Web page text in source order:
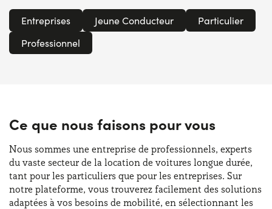
Entreprises Jeune Conducteur
Particulier
Professionnel
Ce que nous faisons pour vous
Nous sommes une entreprise de professionnels, experts
du vaste secteur de la location de voitures longue durée,
tant pour les particuliers que pour les entreprises. Sur
notre plateforme, vous trouverez facilement des solutions
adaptées à vos besoins de mobilité, en sélectionnant les